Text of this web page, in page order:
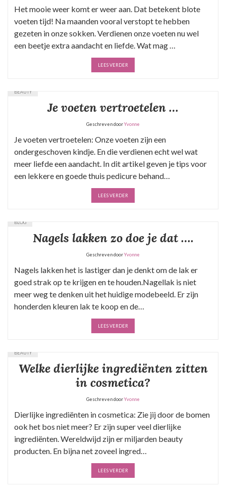
Het mooie weer komt er weer aan. Dat betekent blote
voeten tijd! Na maanden vooral verstopt te hebben
gezeten in onze sokken. Verdienen onze voeten nu wel
een beetje extra aandacht en liefde. Wat mag …
LEES VERDER
BEAUTY
Je voeten vertroetelen …
Geschreven doorYvonne
Je voeten vertroetelen: Onze voeten zijn een
ondergeschoven kindje. En die verdienen echt wel wat
meer liefde een aandacht. In dit artikel geven je tips voor
een lekkere en goede thuis pedicure behand…
LEES VERDER
BLOG
Nagels lakken zo doe je dat ….
Geschreven doorYvonne
Nagels lakken het is lastiger dan je denkt om de lak er
goed strak op te krijgen en te houden.Nagellak is niet
meer weg te denken uit het huidige modebeeld. Er zijn
honderden kleuren lak te koop en de…
LEES VERDER
BEAUTY
Welke dierlijke ingrediënten zitten
in cosmetica?
Geschreven doorYvonne
Dierlijke ingrediënten in cosmetica: Zie jij door de bomen
ook het bos niet meer? Er zijn super veel dierlijke
ingrediënten. Wereldwijd zijn er miljarden beauty
producten. En bijna net zoveel ingred…
LEES VERDER